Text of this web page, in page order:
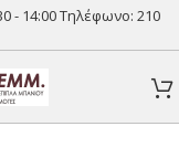
- 14:00 Τηλέφωνο: 210